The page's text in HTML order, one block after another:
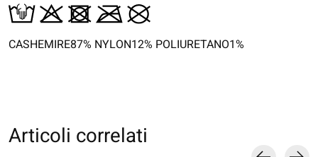
CASHEMIRE87% NYLON12% POLIURETANO1%
Articoli correlati